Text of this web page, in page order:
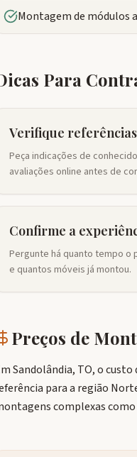
Montagem de módulos
Para
Verifique referências
Peça indicações de
avaliações online antes de
Confirme a
Pergunte há quanto tempo o
e quantos móveis já montou.
Preços de
Sandolândia, TO, o
para a região
complexas como